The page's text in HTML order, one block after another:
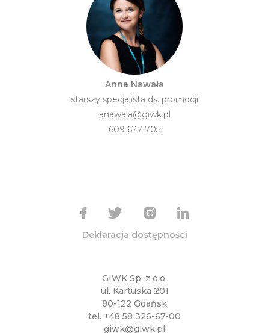
Anna Nawała
starszy specjalista ds. promocji
anawala@giwk.pl
609 627 705
GIWK Sp. z o.o.
ul. Kartuska 201
80-122 Gdańsk
tel. +48 58 326-67-00
giwk@giwk.pl
Deklaracja dostępności